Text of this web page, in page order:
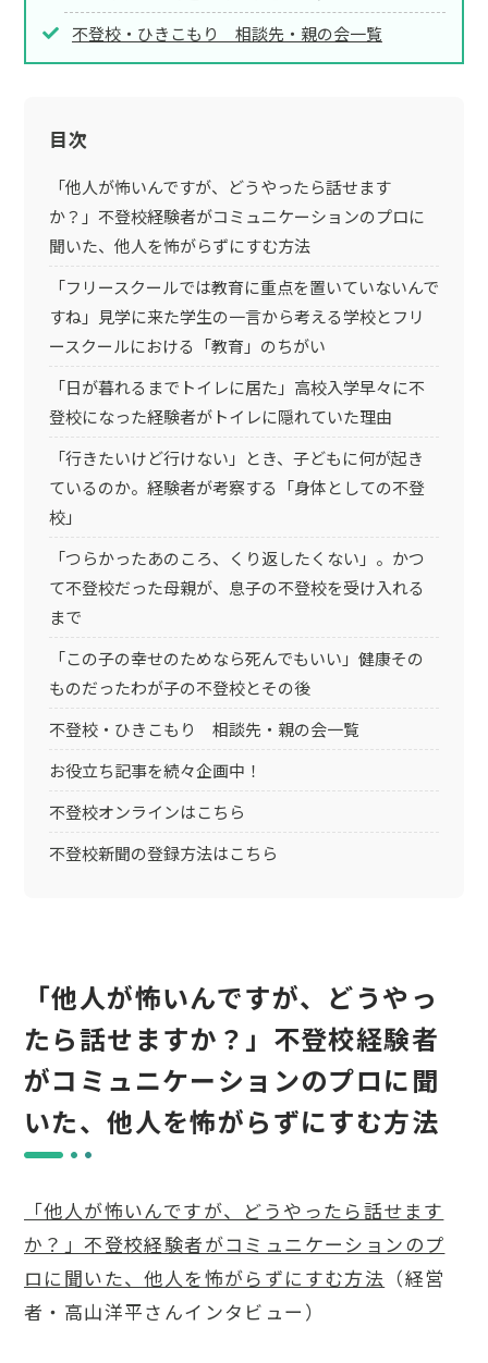
不登校・ひきこもり 相談先・親の会一覧
目次
「他人が怖いんですが、どうやったら話せます
か？」不登校経験者がコミュニケーションのプロに
聞いた、他人を怖がらずにすむ方法
「フリースクールでは教育に重点を置いていないんで
すね」見学に来た学生の一言から考える学校とフリ
ースクールにおける「教育」のちがい
「日が暮れるまでトイレに居た」高校入学早々に不
登校になった経験者がトイレに隠れていた理由
「行きたいけど行けない」とき、子どもに何が起き
ているのか。経験者が考察する「身体としての不登
校」
「つらかったあのころ、くり返したくない」。かつ
て不登校だった母親が、息子の不登校を受け入れる
まで
「この子の幸せのためなら死んでもいい」健康その
ものだったわが子の不登校とその後
不登校・ひきこもり 相談先・親の会一覧
お役立ち記事を続々企画中！
不登校オンラインはこちら
不登校新聞の登録方法はこちら
「他人が怖いんですが、どうやっ
たら話せますか？」不登校経験者
がコミュニケーションのプロに聞
いた、他人を怖がらずにすむ方法
「他人が怖いんですが、どうやったら話せます
か？」不登校経験者がコミュニケーションのプ
ロに聞いた、他人を怖がらずにすむ方法 （経営
者・高山洋平さんインタビュー）